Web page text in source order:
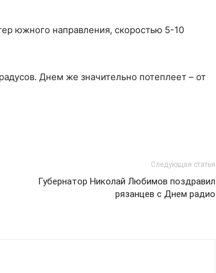
южного направления, скоростью 5-10
Днем же значительно потеплеет – от
Следующая статья
Губернатор Николай Любимов поздравил
рязанцев с Днем радио